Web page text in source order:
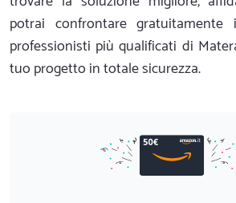
potrai confrontare
professionisti più qualificati di
tuo progetto in totale sicurezza.